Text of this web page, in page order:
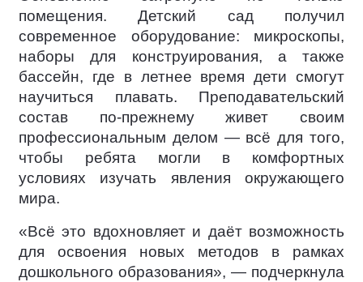
помещения. Детский сад получил
современное оборудование: микроскопы,
наборы для конструирования, а также
бассейн, где в летнее время дети смогут
научиться плавать. Преподавательский
состав по-прежнему живет своим
профессиональным делом — всё для того,
чтобы ребята могли в комфортных
условиях изучать явления окружающего
мира.
«Всё это вдохновляет и даёт возможность
для освоения новых методов в рамках
дошкольного образования», — подчеркнула